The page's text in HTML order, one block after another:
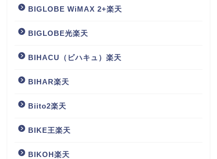
BIGLOBE WiMAX 2+楽天
BIGLOBE光楽天
BIHACU（ビハキュ）楽天
BIHAR楽天
Biito2楽天
BIKE王楽天
BIKOH楽天